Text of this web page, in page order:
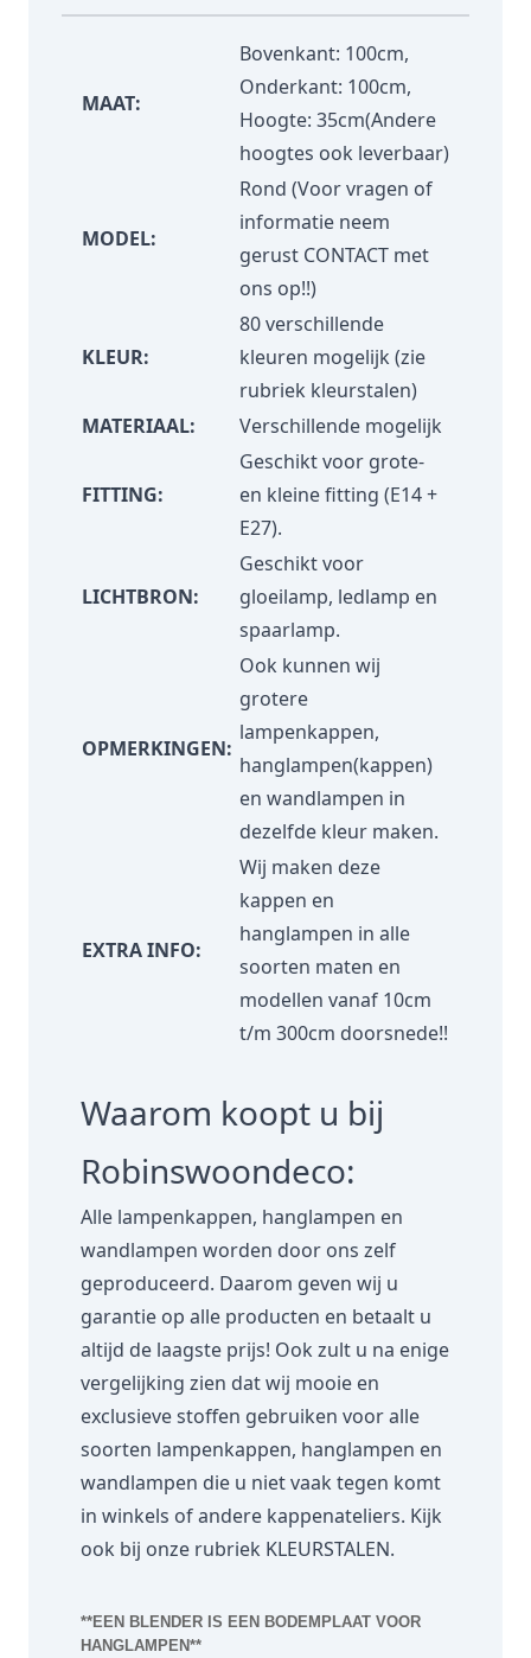
MAAT:
Bovenkant: 100cm,
Onderkant: 100cm,
Hoogte: 35cm(Andere
hoogtes ook leverbaar)
MODEL:
Rond (Voor vragen of
informatie neem
gerust CONTACT met
ons op!!)
KLEUR:
80 verschillende
kleuren mogelijk (zie
rubriek kleurstalen)
MATERIAAL:
Verschillende mogelijk
FITTING:
Geschikt voor grote-
en kleine fitting (E14 +
E27).
LICHTBRON:
Geschikt voor
gloeilamp, ledlamp en
spaarlamp.
OPMERKINGEN:
Ook kunnen wij
grotere
lampenkappen,
hanglampen(kappen)
en wandlampen in
dezelfde kleur maken.
EXTRA INFO:
Wij maken deze
kappen en
hanglampen in alle
soorten maten en
modellen vanaf 10cm
t/m 300cm doorsnede!!
Waarom koopt u bij
Robinswoondeco:
Alle lampenkappen, hanglampen en
wandlampen worden door ons zelf
geproduceerd. Daarom geven wij u
garantie op alle producten en betaalt u
altijd de laagste prijs! Ook zult u na enige
vergelijking zien dat wij mooie en
exclusieve stoffen gebruiken voor alle
soorten lampenkappen, hanglampen en
wandlampen die u niet vaak tegen komt
in winkels of andere kappenateliers. Kijk
ook bij onze rubriek KLEURSTALEN.
**EEN BLENDER IS EEN BODEMPLAAT VOOR
HANGLAMPEN**